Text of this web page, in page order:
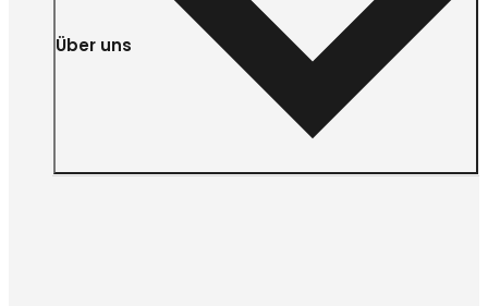
Über uns